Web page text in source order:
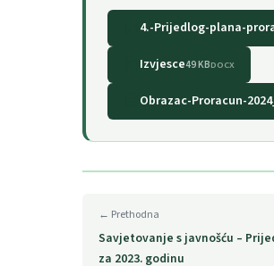
4.-Prijedlog-plana-
Izvjesce49 KBDOCX
Obrazac-Proracun-
← Prethodna
Savjetovanje s javnošću –
za 2023. godinu